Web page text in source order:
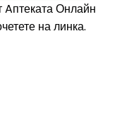
Aптеката Онлайн
на линка.